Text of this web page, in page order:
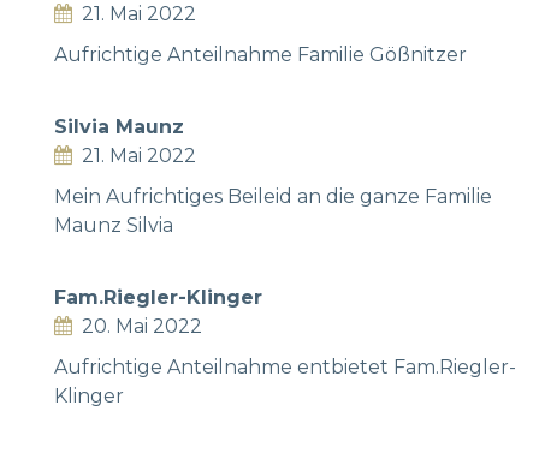
21. Mai 2022
Aufrichtige Anteilnahme Familie Gößnitzer
Silvia Maunz
21. Mai 2022
Mein Aufrichtiges Beileid an die ganze Familie
Maunz Silvia
Fam.Riegler-Klinger
20. Mai 2022
Aufrichtige Anteilnahme entbietet Fam.Riegler-
Klinger